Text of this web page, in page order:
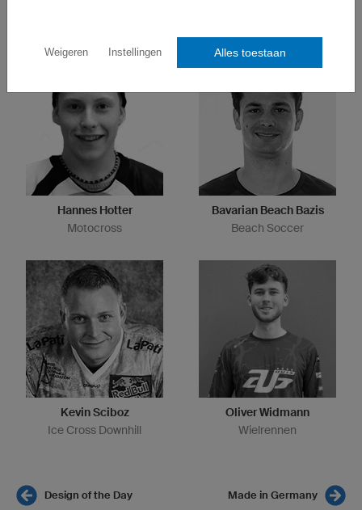
Hannes Hotter
Motocross
Bavarian Beach Bazis
Beach Soccer
Kevin Sciboz
Ice Cross Downhill
Oliver Widmann
Wielrennen
Design of the Day Made in Germany
Weigeren Instellingen Alles toestaan